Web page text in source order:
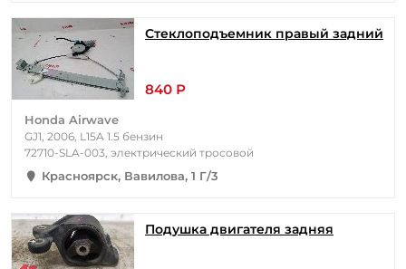
Стеклоподъемник правый задний
840 Р
Honda Airwave
GJ1, 2006, L15A 1.5 бензин
72710-SLA-003, электрический тросовой
Красноярск, Вавилова, 1 Г/3
Подушка двигателя задняя